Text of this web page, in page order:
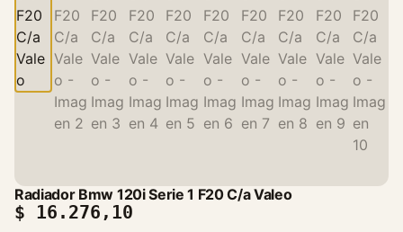
Radiador Bmw 120i Serie 1 F20 C/a Valeo
$ 16.276,10